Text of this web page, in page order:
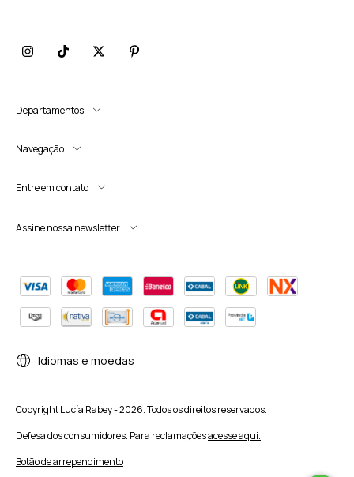
Departamentos
Navegação
Entre em contato
Assine nossa newsletter
Idiomas e moedas
Copyright Lucía Rabey - 2026. Todos os direitos reservados.
Defesa dos consumidores. Para reclamaçõesacesse aqui.
Botão de arrependimento